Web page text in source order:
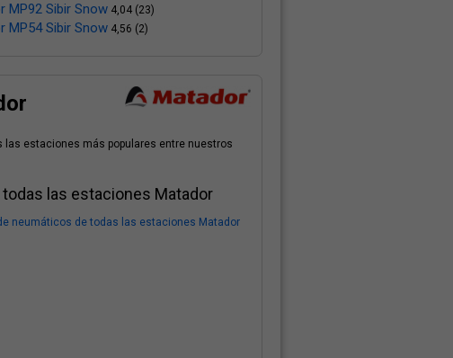
MP92 Sibir Snow 4,04 (23)
MP54 Sibir Snow 4,56 (2)
estaciones más populares entre nuestros
las estaciones Matador
neumáticos de todas las estaciones Matador